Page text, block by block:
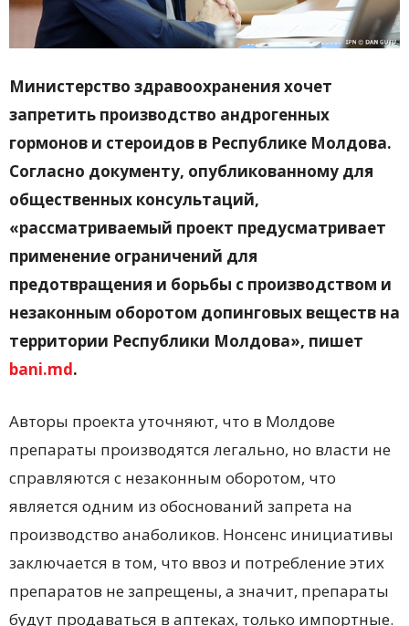
Министерство здравоохранения хочет
запретить производство андрогенных
гормонов и стероидов в Республике Молдова.
Согласно документу, опубликованному для
общественных консультаций,
«рассматриваемый проект предусматривает
применение ограничений для
предотвращения и борьбы с производством и
незаконным оборотом допинговых веществ на
территории Республики Молдова», пишет
bani.md.
Авторы проекта уточняют, что в Молдове
препараты производятся легально, но власти не
справляются с незаконным оборотом, что
является одним из обоснований запрета на
производство анаболиков. Нонсенс инициативы
заключается в том, что ввоз и потребление этих
препаратов не запрещены, а значит, препараты
будут продаваться в аптеках, только импортные.